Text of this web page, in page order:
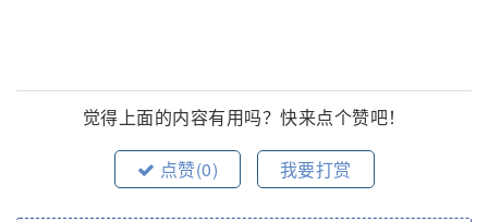
觉得上面的内容有用吗？快来点个赞吧！
点赞(0) 我要打赏